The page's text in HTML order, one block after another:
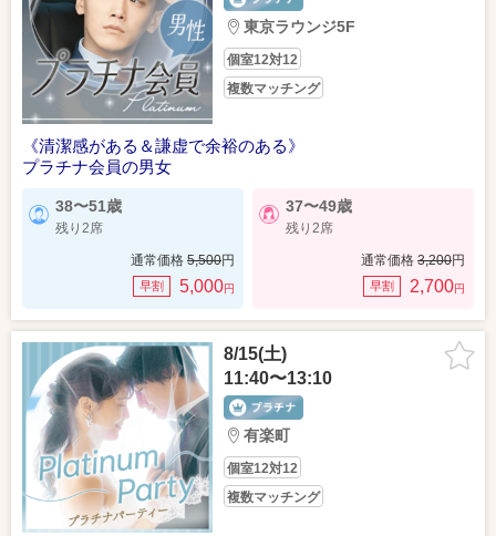
東京ラウンジ5F
個室12対12
複数マッチング
《清潔感がある＆謙虚で余裕のある》
プラチナ会員の男女
38〜51歳
残り2席
通常価格 5,500円
早割 5,000円
37〜49歳
残り2席
通常価格 3,200円
早割 2,700円
8/15(土)
11:40〜13:10
有楽町
個室12対12
複数マッチング